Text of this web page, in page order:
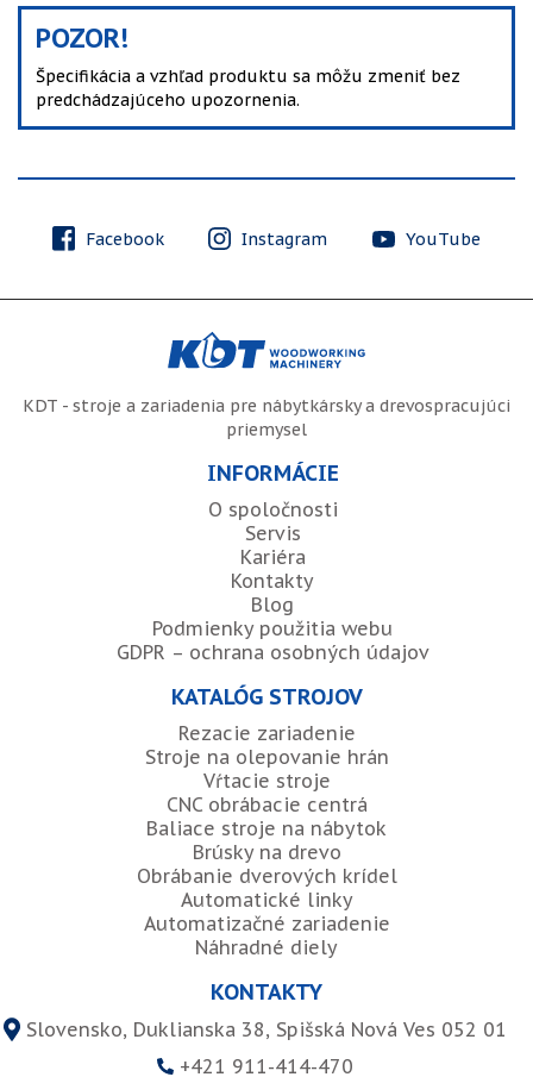
POZOR!
Špecifikácia a vzhľad produktu sa môžu zmeniť bez
predchádzajúceho upozornenia.
Facebook Instagram YouTube
KDT - stroje a zariadenia pre nábytkársky a drevospracujúci
priemysel
INFORMÁCIE
O spoločnosti
Servis
Kariéra
Kontakty
Blog
Podmienky použitia webu
GDPR – ochrana osobných údajov
KATALÓG STROJOV
Rezacie zariadenie
Stroje na olepovanie hrán
Vŕtacie stroje
CNC obrábacie centrá
Baliace stroje na nábytok
Brúsky na drevo
Obrábanie dverových krídel
Automatické linky
Automatizačné zariadenie
Náhradné diely
KONTAKTY
Slovensko, Duklianska 38, Spišská Nová Ves 052 01
+421 911-414-470